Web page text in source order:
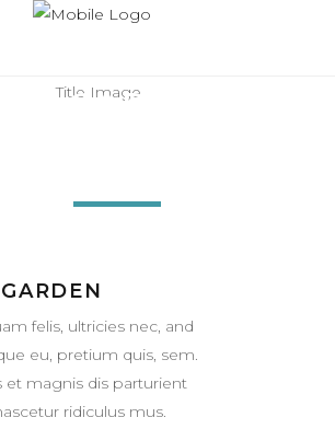
GARDEN
felis, ultricies nec, and
eu, pretium quis, sem.
et magnis dis parturient
ridiculus mus.